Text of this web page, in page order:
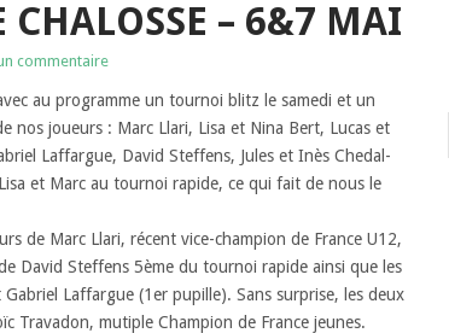
CHALOSSE – 6&7 MAI
commentaire
au programme un tournoi blitz le samedi et un
nos joueurs : Marc Llari, Lisa et Nina Bert, Lucas et
Laffargue, David Steffens, Jules et Inès Chedal-
et Marc au tournoi rapide, ce qui fait de nous le
de Marc Llari, récent vice-champion de France U12,
David Steffens 5ème du tournoi rapide ainsi que les
Laffargue (1er pupille). Sans surprise, les deux
Travadon, mutiple Champion de France jeunes.